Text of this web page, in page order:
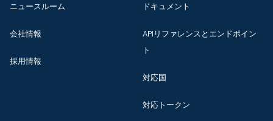
ニュースルーム
会社情報
採用情報
ドキュメント
APIリファレンスとエンドポイン
ト
対応国
対応トークン